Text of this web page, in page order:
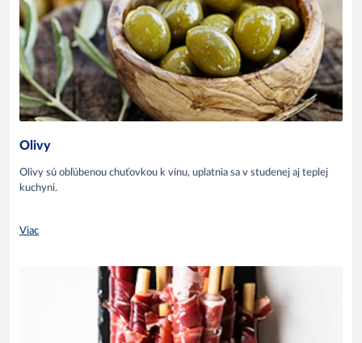
Olivy
Olivy sú obľúbenou chuťovkou k vínu, uplatnia sa v studenej aj teplej
kuchyni.
Viac